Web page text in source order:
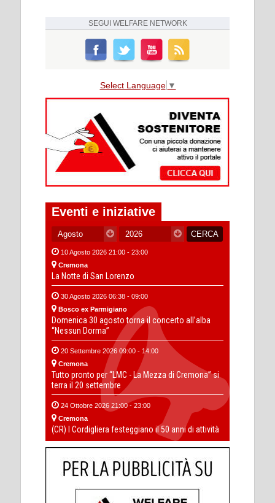
SEGUI WELFARE NETWORK
Select Language ▼
Eventi e iniziative
10 Agosto 2026 21:00 - 23:00
Cremona
La Notte di San Lorenzo
30 Agosto 2026 06:38 - 09:00
Bosco ex Parmigiano
Domenica 30 agosto torna il concerto all’alba
“Nessun Dorma”
20 Settembre 2026 09:00 - 14:00
Cremona
Tutto pronto per “LMC - La Mezza di Cremona” si
terra il 20 settembre
24 Ottobre 2026 21:00 - 23:00
Cremona
(CR) I Cordigliera festeggiano il 50 anni di attività